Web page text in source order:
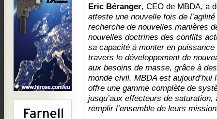
Eric Béranger, CEO de MBDA, a
atteste une nouvelle fois de
recherche de nouvelles manières
nouvelles doctrines des conflits
sa capacité à monter en puissance
travers le développement de
aux besoins de masse, grâce à
monde civil. MBDA est
offre une gamme complète de
jusqu’aux effecteurs de
remplir l’ensemble de leurs